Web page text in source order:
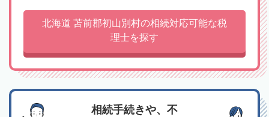
北海道 苫前郡初山別村の相続対応可能な税
理士を探す
相続手続きや、不